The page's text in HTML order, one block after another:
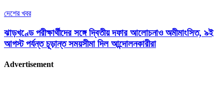
দেশের খবর
ঝাড়খণ্ডে পরীক্ষার্থীদের সঙ্গে দ্বিতীয় দফার আলোচনাও অমীমাংসিত, ৯ই
আগস্ট পর্যন্ত চূড়ান্ত সময়সীমা দিল আন্দোলনকারীরা
Advertisement